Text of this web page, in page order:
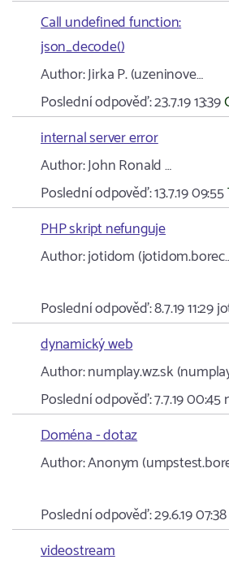
Call undefined function:
json_decode()
Author:Jirka P. (uzeninove…
Poslední odpověď:23.7.19 13:39
internal server error
Author:John Ronald …
Poslední odpověď:13.7.19 09:55
PHP skript nefunguje
Author:jotidom
Poslední odpověď:8.7.19 11:29
dynamický web
Author:numplay.wz.sk
Poslední odpověď:7.7.19 00:45
Doména - dotaz
Author:Anonym
Poslední odpověď:29.6.19 07:38
videostream